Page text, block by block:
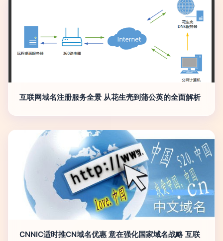
互联网域名注册服务全景 从花生壳到蒲公英的全面解析
CNNIC适时推CN域名优惠 意在强化国家域名战略 互联